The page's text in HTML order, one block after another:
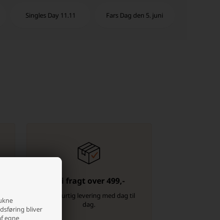
bliver
egne
Singles Day 11.11 Fars Dag den 5. juni
Fri fragt over 499,-
Altid hurtig levering med dag til
dag.